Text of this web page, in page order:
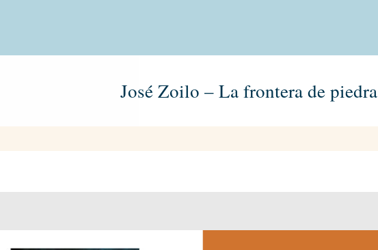
José Zoilo – La frontera de piedra